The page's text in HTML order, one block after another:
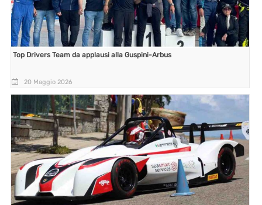
Top Drivers Team da applausi alla Guspini-Arbus
20 Maggio 2026